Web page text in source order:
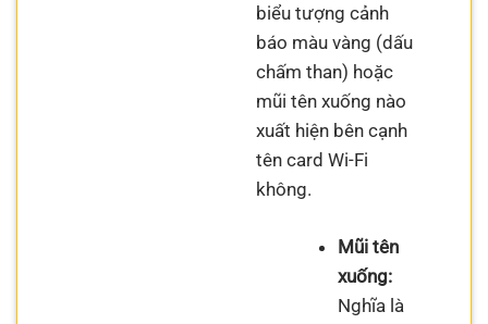
biểu tượng cảnh
báo màu vàng (dấu
chấm than) hoặc
mũi tên xuống nào
xuất hiện bên cạnh
tên card Wi-Fi
không.
Mũi tên
xuống:
Nghĩa là